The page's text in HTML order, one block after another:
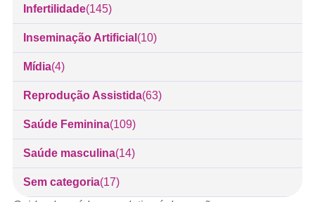
Infertilidade(145)
Inseminação Artificial (10)
Mídia(4)
Reprodução Assistida(63)
Saúde Feminina(109)
Saúde masculina(14)
Sem categoria(17)